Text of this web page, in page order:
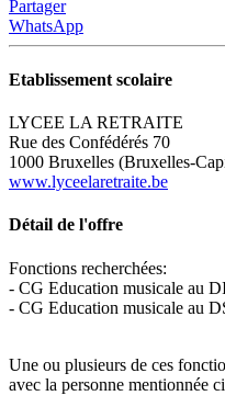
Partager
WhatsApp
Etablissement scolaire
LYCEE LA RETRAITE
Rue des Confédérés 70
1000 Bruxelles (Bruxelles-
www.lyceelaretraite.be
Détail de l'offre
Fonctions recherchées:
- CG Education musicale au
- CG Education musicale au
Une ou plusieurs de ces
avec la personne mentionnée